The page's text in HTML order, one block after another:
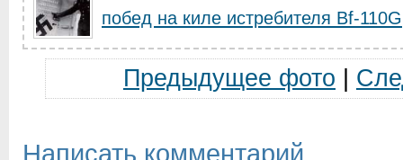
побед на киле истребителя Bf-110G
Предыдущее фото
Написать комментарий